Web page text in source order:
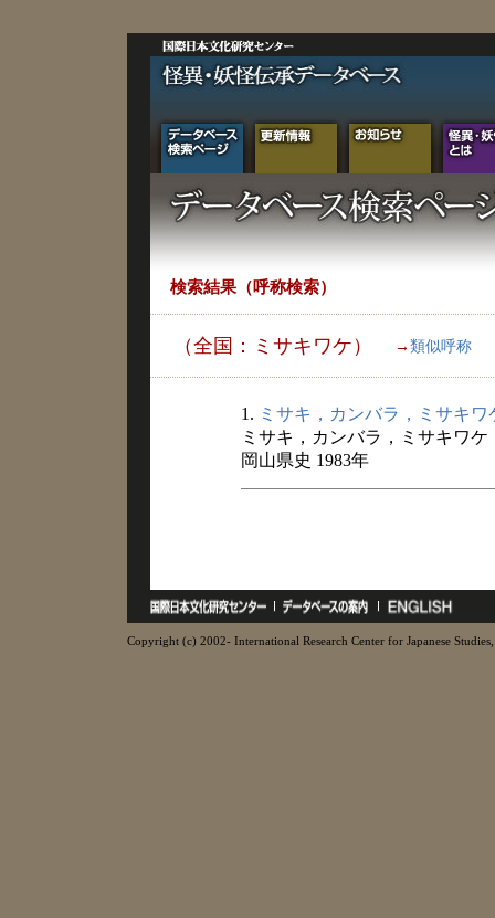
検索結果（呼称検索）
（全国：ミサキワケ） → 類似呼称
1. ミサキ，カンバラ，ミサキワ
ミサキ，カンバラ，ミサキワケ
岡山県史 1983年
Copyright (c) 2002- International Research Center for Japanese